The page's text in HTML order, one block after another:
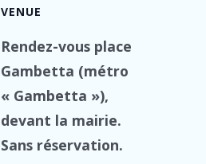
VENUE
Rendez-vous place
Gambetta (métro
« Gambetta »),
devant la mairie.
Sans réservation.